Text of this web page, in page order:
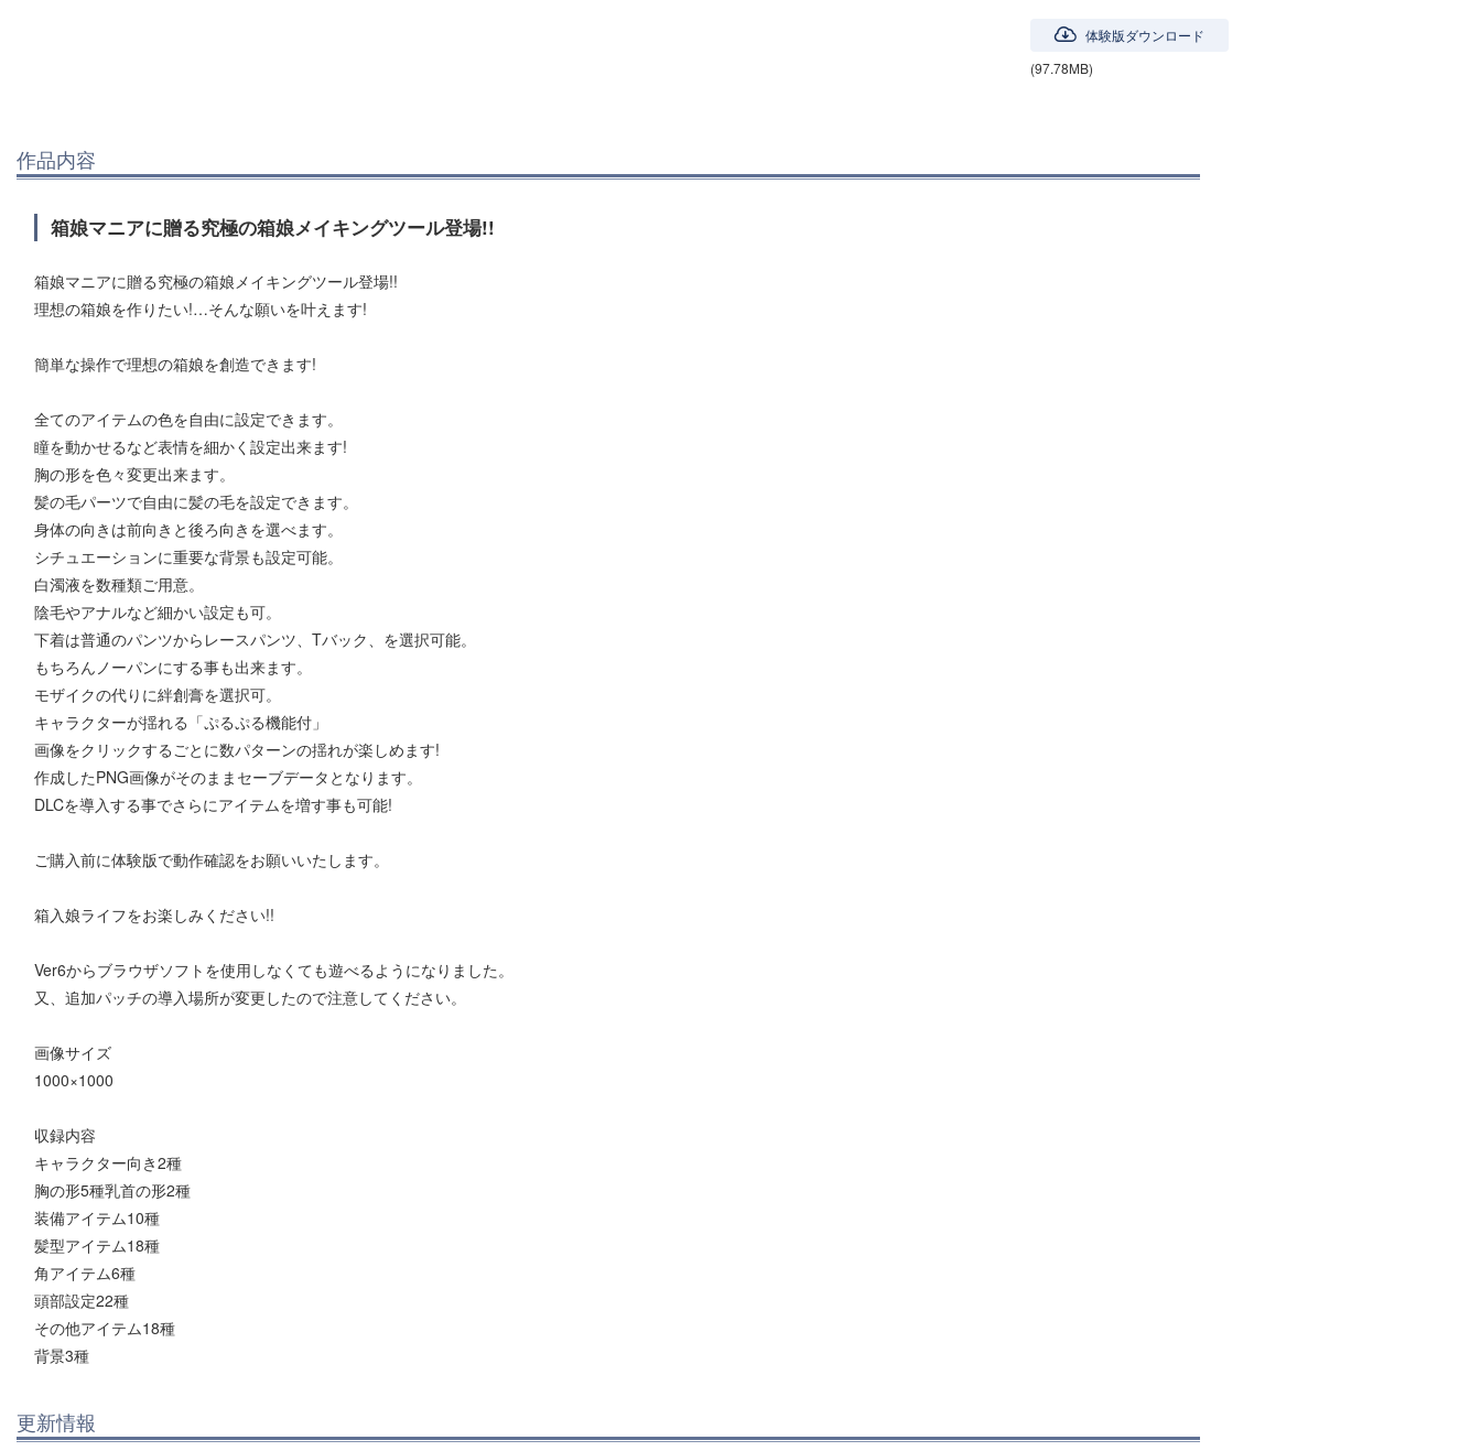
体験版ダウンロード
(97.78MB)
作品内容
箱娘マニアに贈る究極の箱娘メイキングツール登場!!
箱娘マニアに贈る究極の箱娘メイキングツール登場!!
理想の箱娘を作りたい!…そんな願いを叶えます!
簡単な操作で理想の箱娘を創造できます!
全てのアイテムの色を自由に設定できます。
瞳を動かせるなど表情を細かく設定出来ます!
胸の形を色々変更出来ます。
髪の毛パーツで自由に髪の毛を設定できます。
身体の向きは前向きと後ろ向きを選べます。
シチュエーションに重要な背景も設定可能。
白濁液を数種類ご用意。
陰毛やアナルなど細かい設定も可。
下着は普通のパンツからレースパンツ、Tバック、を選択可能。
もちろんノーパンにする事も出来ます。
モザイクの代りに絆創膏を選択可。
キャラクターが揺れる「ぷるぷる機能付」
画像をクリックするごとに数パターンの揺れが楽しめます!
作成したPNG画像がそのままセーブデータとなります。
DLCを導入する事でさらにアイテムを増す事も可能!
ご購入前に体験版で動作確認をお願いいたします。
箱入娘ライフをお楽しみください!!
Ver6からブラウザソフトを使用しなくても遊べるようになりました。
又、追加パッチの導入場所が変更したので注意してください。
画像サイズ
1000×1000
収録内容
キャラクター向き2種
胸の形5種乳首の形2種
装備アイテム10種
髪型アイテム18種
角アイテム6種
頭部設定22種
その他アイテム18種
背景3種
更新情報